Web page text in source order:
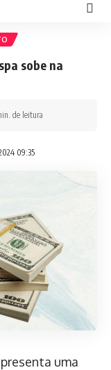
sobe na
09:35
de leitura
uma